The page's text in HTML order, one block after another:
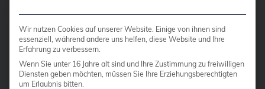
apachekafka®
API-Integration
AppArmor
arm
Stadt San Francisco ab, die ihr
AnsibleFest […]
Weiterlesen
Wir nutzen Cookies auf unserer Website. Einige von ihnen sind
essenziell, während andere uns helfen, diese Website und Ihre
Erfahrung zu verbessern.
Wenn Sie unter 16 Jahre alt sind und Ihre Zustimmung zu freiwilligen
Diensten geben möchten, müssen Sie Ihre Erziehungsberechtigten
um Erlaubnis bitten.